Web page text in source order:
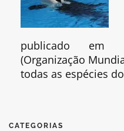
publicado em
(Organização
todas as espécies
CATEGORIAS